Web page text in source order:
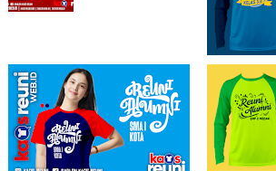
Sablon Kaos
Negeri 1